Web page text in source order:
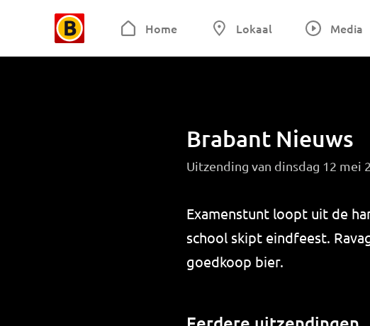
Home Lokaal Media
Brabant Nieuws
Uitzending van dinsdag 12 mei
Examenstunt loopt uit de
school skipt eindfeest.
goedkoop bier.